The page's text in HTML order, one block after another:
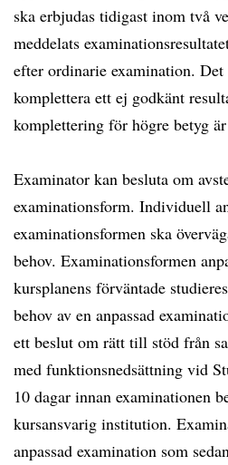
ska erbjudas tidigast inom två
meddelats
efter ordinarie examination.
komplettera ett ej godkänt
komplettering för högre betyg
Examinator kan besluta om
examinationsform. Individuell
examinationsformen ska
behov. Examinationsformen
kursplanens förväntade
behov av en anpassad
ett beslut om rätt till stöd från
med funktionsnedsättning vid
10 dagar innan examinationen
kursansvarig institution.
anpassad examination som